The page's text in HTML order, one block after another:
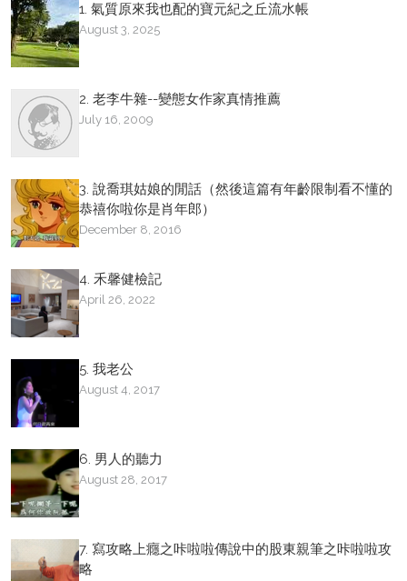
1. 氣質原來我也配的寶元紀之丘流水帳
August 3, 2025
2. 老李牛雜--變態女作家真情推薦
July 16, 2009
3. 說喬琪姑娘的閒話（然後這篇有年齡限制看不懂的
恭禧你啦你是肖年郎）
December 8, 2016
4. 禾馨健檢記
April 26, 2022
5. 我老公
August 4, 2017
6. 男人的聽力
August 28, 2017
7. 寫攻略上癮之咔啦啦傳說中的股東親筆之咔啦啦攻
略